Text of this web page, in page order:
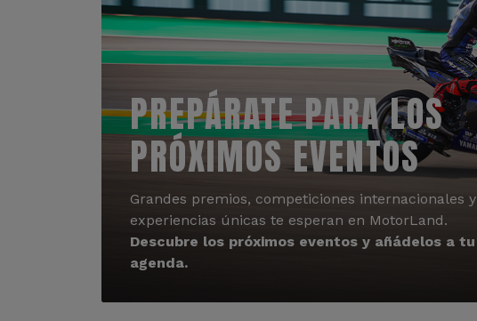
PREPÁRATE PARA LOS
PRÓXIMOS EVENTOS
Grandes premios, competiciones internacionales y
experiencias únicas te esperan en MotorLand.
Descubre los próximos eventos y añádelos a tu
agenda.